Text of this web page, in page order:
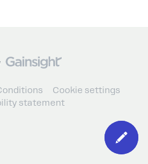
Cookie settings
statement